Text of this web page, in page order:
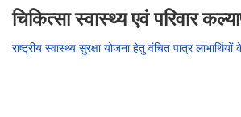
चिकित्सा स्वास्थ्य एवं परिवार
राष्ट्रीय स्वास्थ्य सुरक्षा योजना हेतु वंचित पात्र